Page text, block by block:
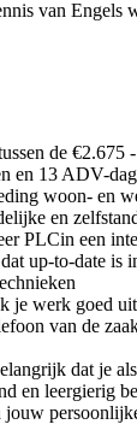
van Engels
de €2.675
en 13 ADV-
woon- en
en
PLCin een
up-to-date is
je werk goed
van de
dat je
en leergierig
jouw